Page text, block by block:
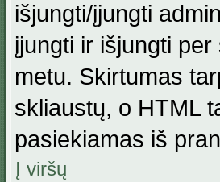
išjungti/įjungti
įjungti ir išjungti
metu. Skirtumas
skliaustų, o HTML
pasiekiamas iš
Į viršų